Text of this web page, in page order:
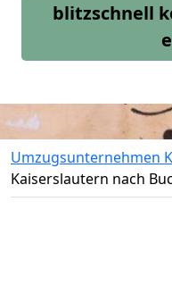
blitzschnell
Umzugsunternehmen
Kaiserslautern nach